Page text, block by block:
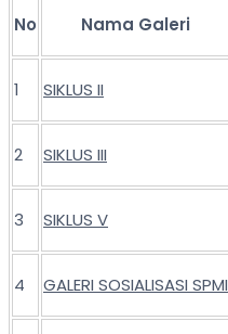
No Nama Galeri
1 SIKLUS II
2 SIKLUS III
3 SIKLUS V
4 GALERI SOSIALISASI SPMI